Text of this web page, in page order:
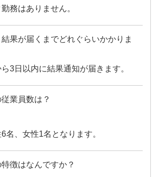
務はありません。
果が届くまでどれぐらいかかりま
3日以内に結果通知が届きます。
業員数は？
名、女性1名となります。
徴はなんですか？